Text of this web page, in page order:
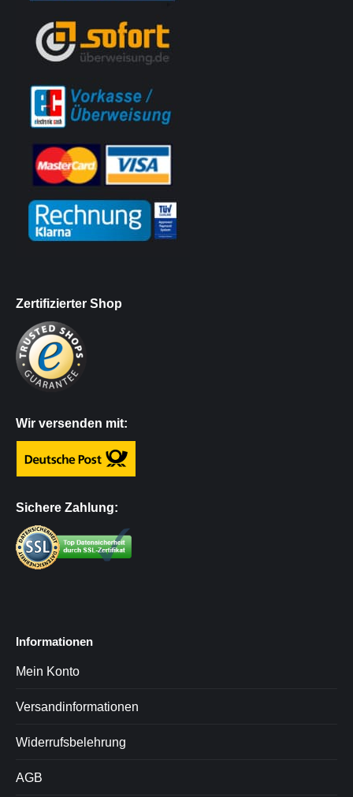
Zertifizierter Shop
Wir versenden mit:
Sichere Zahlung:
Informationen
Mein Konto
Versandinformationen
Widerrufsbelehrung
AGB